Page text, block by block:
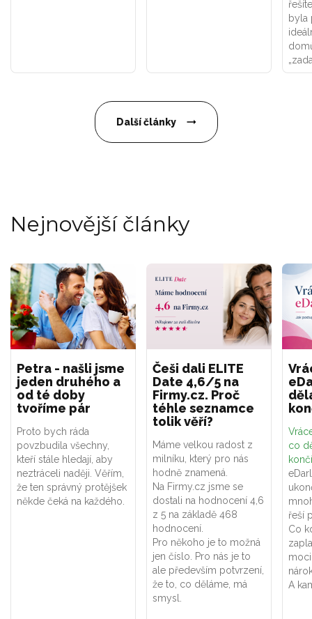
byla
Další články
Nejnovější články
Petra - našli jsme
jeden druhého a
od té doby
tvoříme pár
Proto bych ráda
povzbudila všechny,
kteří stále hledají, aby
neztráceli naději. Věřím,
že ten správný protějšek
někde čeká na každého.
Češi dali ELITE
Date 4,6/5 na
Firmy.cz. Proč
téhle seznamce
tolik věří?
Máme velkou radost z
milníku, který pro nás
hodně znamená.
Na Firmy.cz jsme se
dostali na hodnocení 4,6
z 5 na základě 468
hodnocení.
Pro někoho je to možná
jen číslo. Pro nás je to
ale především potvrzení,
že to, co děláme, má
smysl.
co
řeší
Co
A